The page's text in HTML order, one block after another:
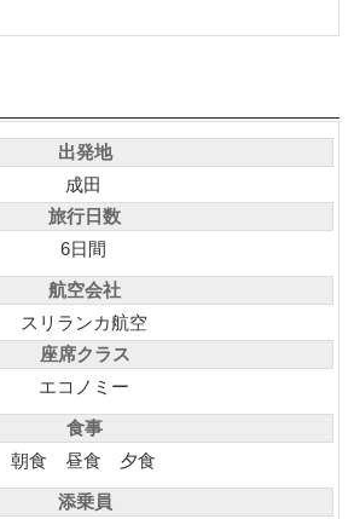
出発地
成田
旅行日数
6日間
航空会社
スリランカ航空
座席クラス
エコノミー
食事
朝食 昼食 夕食
添乗員